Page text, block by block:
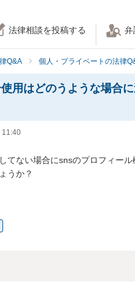
法律相談を投稿する 弁
Q&A 個人・プライベートの法律
用はどのうような場合
11:40
てない場合にsnsのプロフィー
うか？